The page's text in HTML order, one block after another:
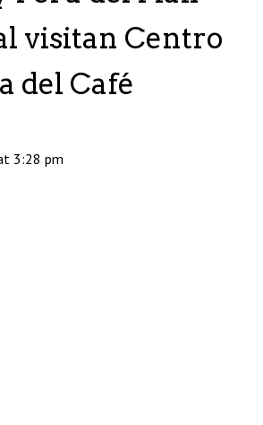
visitan Centro
del Café
3:28 pm